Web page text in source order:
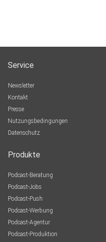
Service
Newsletter
Kontakt
Presse
Nutzungsbedingungen
Datenschutz
Produkte
Podcast-Beratung
Podcast-Jobs
Podcast-Push
Podcast-Werbung
Podcast-Agentur
Podcast-Produktion